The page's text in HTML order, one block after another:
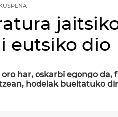
eutsiko dio
har, oskarbi egongo da,
hodeiak bueltatuko